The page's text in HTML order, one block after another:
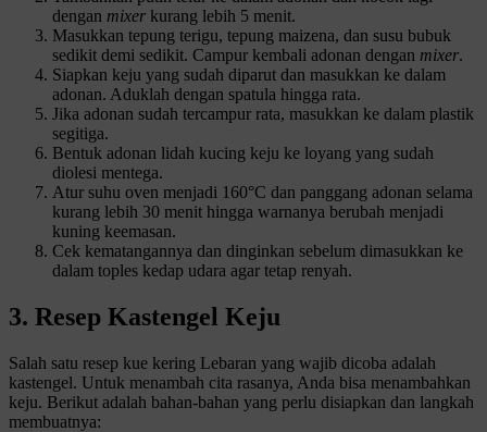
dengan mixer kurang lebih 5 menit.
Masukkan tepung terigu, tepung maizena, dan susu bubuk
sedikit demi sedikit. Campur kembali adonan dengan mixer.
Siapkan keju yang sudah diparut dan masukkan ke dalam
adonan. Aduklah dengan spatula hingga rata.
Jika adonan sudah tercampur rata, masukkan ke dalam plastik
segitiga.
Bentuk adonan lidah kucing keju ke loyang yang sudah
diolesi mentega.
Atur suhu oven menjadi 160°C dan panggang adonan selama
kurang lebih 30 menit hingga warnanya berubah menjadi
kuning keemasan.
Cek kematangannya dan dinginkan sebelum dimasukkan ke
dalam toples kedap udara agar tetap renyah.
3. Resep Kastengel Keju
Salah satu resep kue kering Lebaran yang wajib dicoba adalah
kastengel. Untuk menambah cita rasanya, Anda bisa menambahkan
keju. Berikut adalah bahan-bahan yang perlu disiapkan dan langkah
membuatnya: